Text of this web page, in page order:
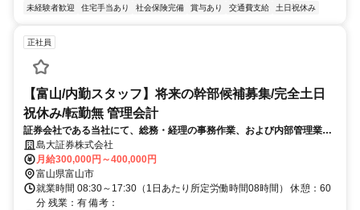
未経験者歓迎
住宅手当あり 社会保険完備 賞与あり 交通費支給 土日祝休み
正社員
【富山/内勤スタッフ】将来の幹部候補募集/完全土日
祝休み/転勤無 管理会計
証券会社である当社にて、総務・経理の事務作業、および内部管理業務
全般をお任せします。金融商品取引法をはじめとする各種法規制に基づ
く社内体制の整備・運用を主導し、フロント営業部門の適切な業務遂行
を
島大証券株式会社
月給300,000円～400,000円
富山県富山市
就業時間 08:30～17:30（1日あたり所定労働時間08時間） 休憩：60
分 残業：有 備考：